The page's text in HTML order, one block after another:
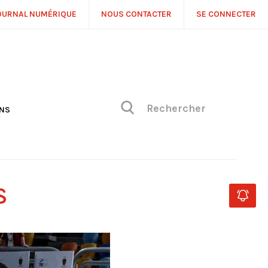
NUMÉRIQUE NOUS CONTACTER SE CONNECTER